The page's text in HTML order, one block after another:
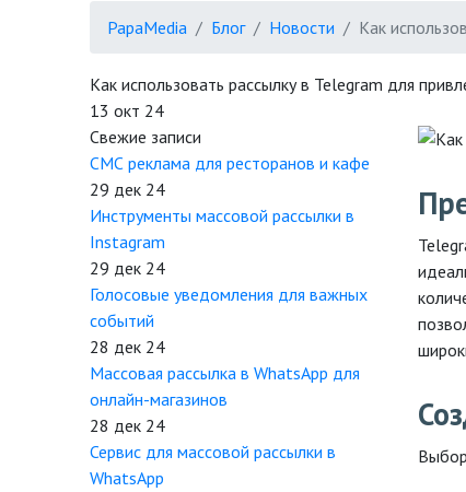
PapaMedia
Блог Новости Как
Как использовать рассылку в Telegram для
13 окт 24
Свежие записи
СМС реклама для ресторанов и кафе
29 дек 24
Инструменты массовой рассылки в
Instagram
29 дек 24
Голосовые уведомления для важных
событий
28 дек 24
Массовая рассылка в WhatsApp для
онлайн-магазинов
28 дек 24
Сервис для массовой рассылки в
WhatsApp